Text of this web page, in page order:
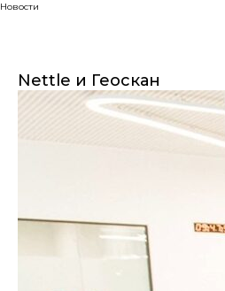
Новости
Nettle и Геоскан